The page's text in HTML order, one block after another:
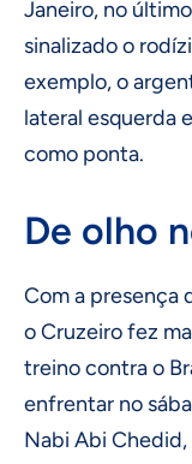
Janeiro, no
sinalizado o
exemplo, o
lateral esquerda
como ponta.
De olho
Com a presença
o Cruzeiro fez
treino contra o
enfrentar no
Nabi Abi Chedid,